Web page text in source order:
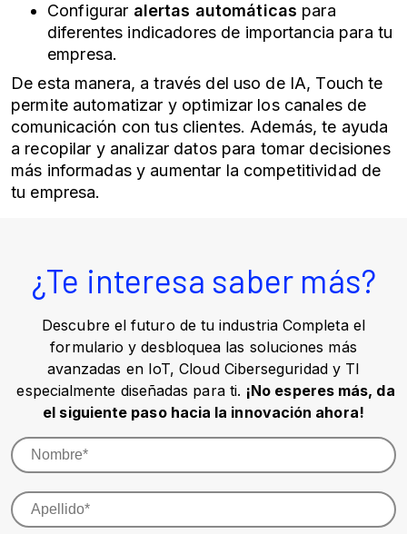
Configurar alertas automáticas para
diferentes indicadores de importancia para tu
empresa.
De esta manera, a través del uso de IA, Touch te
permite automatizar y optimizar los canales de
comunicación con tus clientes. Además, te ayuda
a recopilar y analizar datos para tomar decisiones
más informadas y aumentar la competitividad de
tu empresa.
¿Te interesa saber más?
Descubre el futuro de tu industria Completa el
formulario y desbloquea las soluciones más
avanzadas en IoT, Cloud Ciberseguridad y TI
especialmente diseñadas para ti. ¡No esperes más, da
el siguiente paso hacia la innovación ahora!